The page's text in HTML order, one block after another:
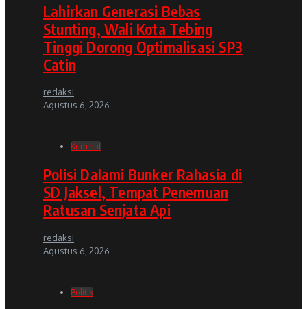
Lahirkan Generasi Bebas
Stunting, Wali Kota Tebing
Tinggi Dorong Optimalisasi SP3
Catin
redaksi
Agustus 6, 2026
Kriminal
Polisi Dalami Bunker Rahasia di
SD Jaksel, Tempat Penemuan
Ratusan Senjata Api
redaksi
Agustus 6, 2026
Politik